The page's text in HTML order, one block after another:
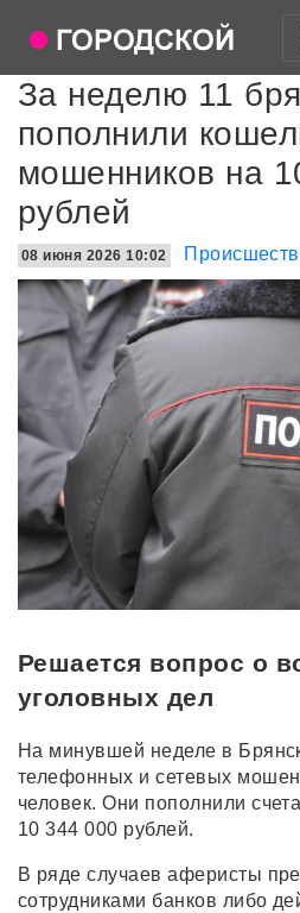
За неделю 11
пополнили
мошенников на
рублей
08 июня 2026 10:02
Решается вопрос о
уголовных дел
На минувшей неделе в
телефонных и сетевых
человек. Они пополнили
10 344 000 рублей.
В ряде случаев аферисты
сотрудниками банков либо